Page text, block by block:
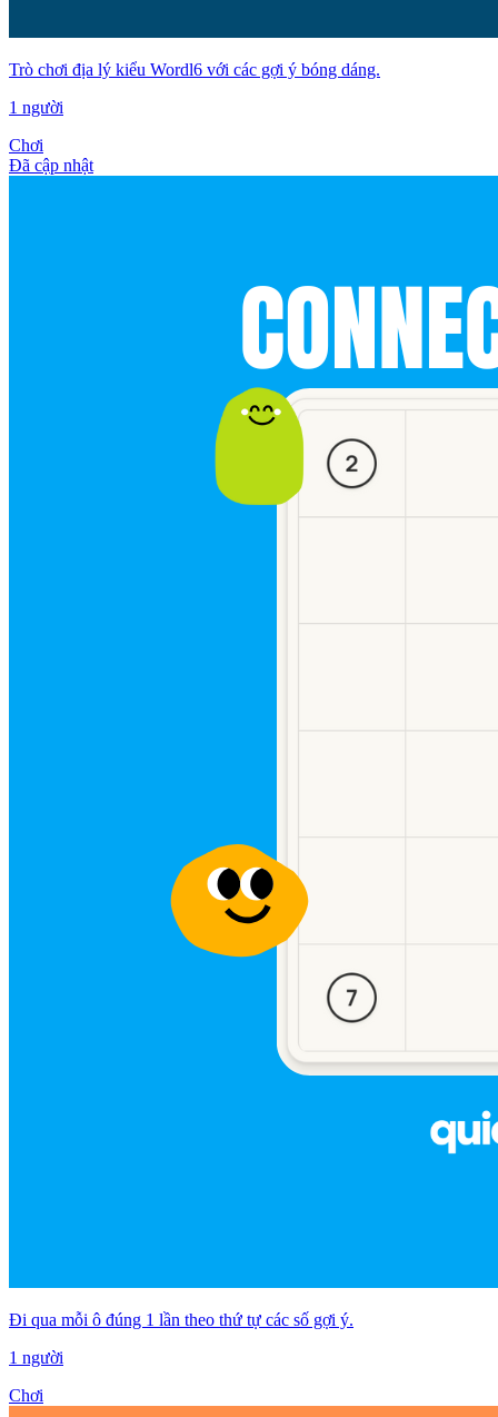
Trò chơi địa lý kiểu Wordl6 với các gợi ý bóng dáng.
1 người
Chơi
Đã cập nhật
Đi qua mỗi ô đúng 1 lần theo thứ tự các số gợi ý.
1 người
Chơi